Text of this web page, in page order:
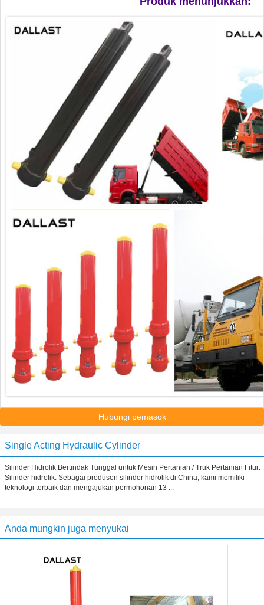
Hubungi pemasok
Single Acting Hydraulic Cylinder
Silinder Hidrolik Bertindak Tunggal untuk Mesin Pertanian / Truk Pertanian Fitur:
Silinder hidrolik: Sebagai produsen silinder hidrolik di China, kami memiliki
teknologi terbaik dan mengajukan permohonan 13 ...
Anda mungkin juga menyukai